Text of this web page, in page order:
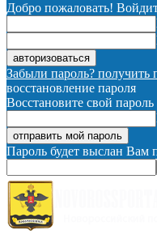
Добро пожаловать!
Забыли пароль? получить
восстановление пароля
Восстановите свой пароль
Пароль будет выслан Вам